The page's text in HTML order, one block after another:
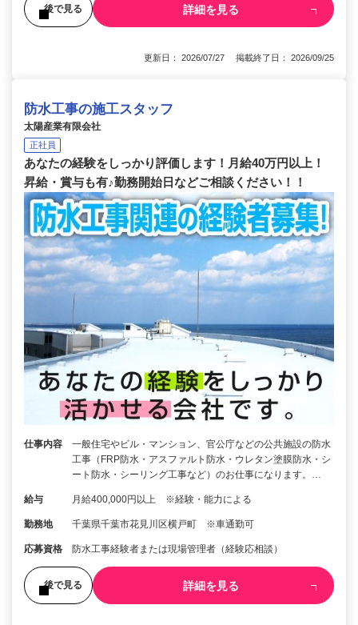
後で見る 詳細を見る
更新日： 2026/07/27 掲載終了日： 2026/09/25
防水工事の施工スタッフ
太陽産業有限会社
正社員
あなたの経験をしっかり評価します！月給40万円以上！
昇給・賞与も有♪勤務開始日などご相談ください！！
仕事内容
一般住宅やビル・マンション、官公庁などの公共施設の防水
工事（FRP防水・アスファルト防水・ウレタン塗膜防水・シ
ート防水・シーリング工事など）のお仕事になります。…
給与 月給400,000円以上 ※経験・能力による
勤務地 千葉県千葉市花見川区横戸町 ※車通勤可
応募資格 防水工事経験者または現場管理者（経験応相談）
後で見る 詳細を見る